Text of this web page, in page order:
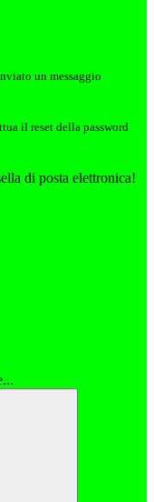
un messaggio
il reset della password
di posta elettronica!